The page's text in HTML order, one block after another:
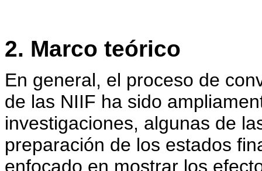
2. Marco teórico
En general, el proceso de
de las NIIF ha sido
investigaciones, algunas de
preparación de los estados
enfocado en mostrar los